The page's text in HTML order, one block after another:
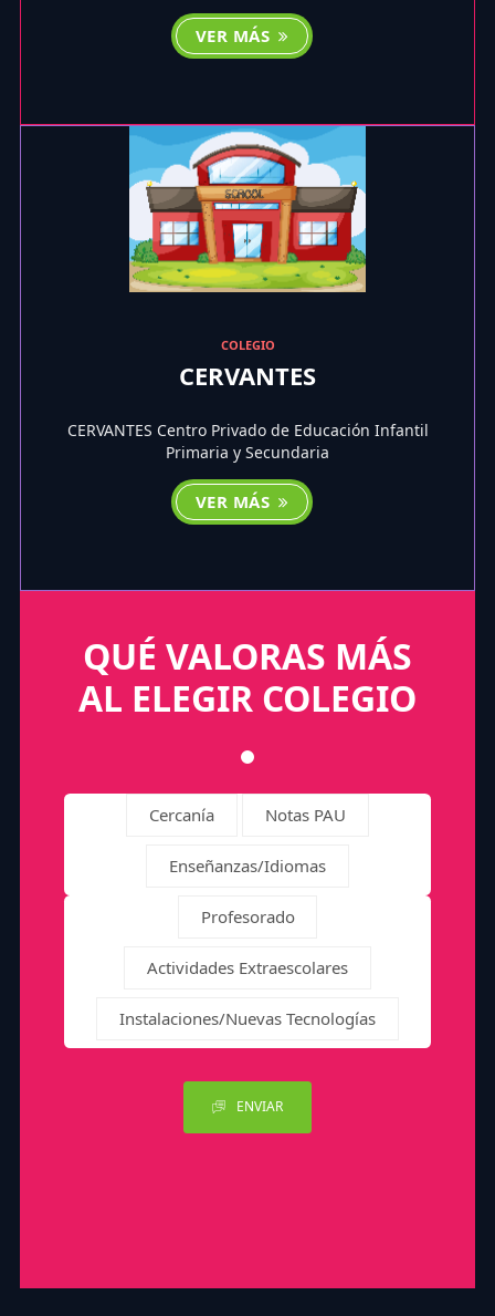
VER MÁS
COLEGIO
CERVANTES
CERVANTES Centro Privado de Educación Infantil
Primaria y Secundaria
VER MÁS
QUÉ VALORAS MÁS
AL ELEGIR COLEGIO
Cercanía Notas PAU
Enseñanzas/Idiomas
Profesorado
Actividades Extraescolares
Instalaciones/Nuevas Tecnologías
ENVIAR